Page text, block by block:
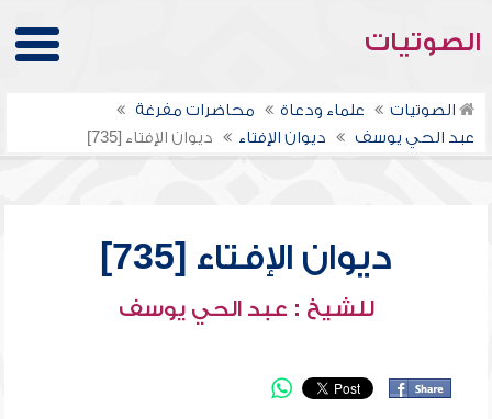
الصوتيات
الصوتيات علماء ودعاة
محاضرات مفرغة
عبد الحي يوسف
ديوان الإفتاء ديوان الإفتاء [735]
ديوان الإفتاء [735]
للشيخ : عبد الحي يوسف